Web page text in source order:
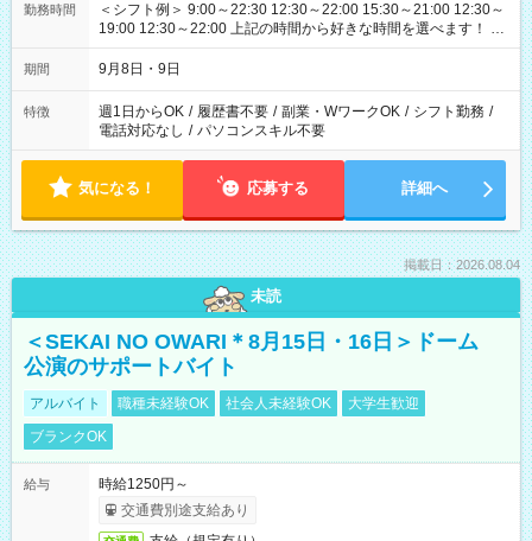
勤務時間
＜シフト例＞ 9:00～22:30 12:30～22:00 15:30～21:00 12:30～
19:00 12:30～22:00 上記の時間から好きな時間を選べます！ ※
時間は変更となる可能性があります
期間 9月8日・9日
特徴 週1日からOK / 履歴書不要 / 副業・WワークOK / シフト勤務 /
電話対応なし / パソコンスキル不要
気になる！ 応募する 詳細へ
掲載日：2026.08.04
未読
＜SEKAI NO OWARI＊8月15日・16日＞ドーム
公演のサポートバイト
アルバイト 職種未経験OK 社会人未経験OK
大学生歓迎
ブランクOK
給与
時給1250円～
交通費別途支給あり